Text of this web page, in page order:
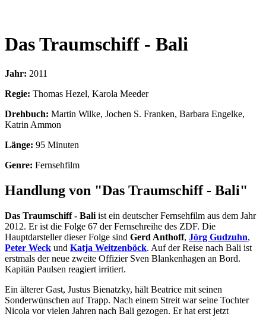
Das Traumschiff - Bali
Jahr: 2011
Regie: Thomas Hezel, Karola Meeder
Drehbuch: Martin Wilke, Jochen S. Franken, Barbara Engelke,
Katrin Ammon
Länge: 95 Minuten
Genre: Fernsehfilm
Handlung von "Das Traumschiff - Bali"
Das Traumschiff - Bali ist ein deutscher Fernsehfilm aus dem Jahr
2012. Er ist die Folge 67 der Fernsehreihe des ZDF. Die
Hauptdarsteller dieser Folge sind Gerd Anthoff, Jörg Gudzuhn,
Peter Weck und Katja Weitzenböck. Auf der Reise nach Bali ist
erstmals der neue zweite Offizier Sven Blankenhagen an Bord.
Kapitän Paulsen reagiert irritiert.
Ein älterer Gast, Justus Bienatzky, hält Beatrice mit seinen
Sonderwünschen auf Trapp. Nach einem Streit war seine Tochter
Nicola vor vielen Jahren nach Bali gezogen. Er hat erst jetzt